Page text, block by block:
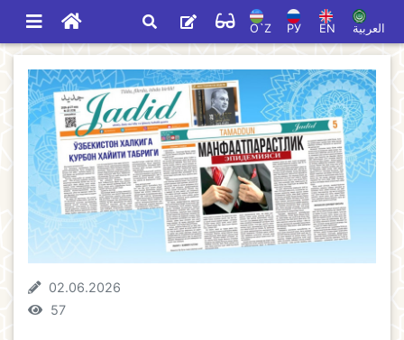
O`Z РУ EN العربية
02.06.2026
57